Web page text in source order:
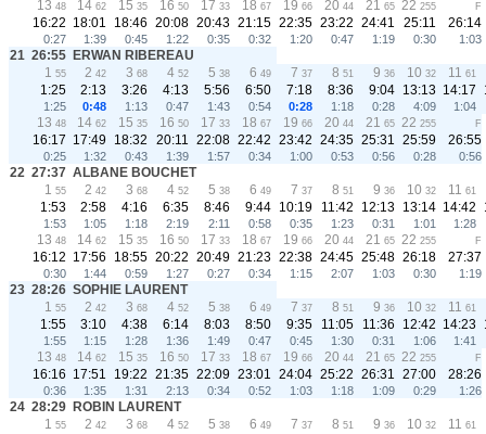
13 48 14 62 15 35 16 50 17 33 18 67 19 66 20 44 21 65 22 255 F
16:22 18:01 18:46 20:08 20:43 21:15 22:35 23:22 24:41 25:11 26:14
0:27 1:39 0:45 1:22 0:35 0:32 1:20 0:47 1:19 0:30 1:03
21 26:55 ERWAN RIBEREAU
1 55 2 42 3 68 4 52 5 38 6 49 7 37 8 51 9 36 10 32 11 61
1:25 2:13 3:26 4:13 5:56 6:50 7:18 8:36 9:04 13:13 14:17
1:25 0:48 1:13 0:47 1:43 0:54 0:28 1:18 0:28 4:09 1:04
13 48 14 62 15 35 16 50 17 33 18 67 19 66 20 44 21 65 22 255 F
16:17 17:49 18:32 20:11 22:08 22:42 23:42 24:35 25:31 25:59 26:55
0:25 1:32 0:43 1:39 1:57 0:34 1:00 0:53 0:56 0:28 0:56
22 27:37 ALBANE BOUCHET
1 55 2 42 3 68 4 52 5 38 6 49 7 37 8 51 9 36 10 32 11 61
1:53 2:58 4:16 6:35 8:46 9:44 10:19 11:42 12:13 13:14 14:42
1:53 1:05 1:18 2:19 2:11 0:58 0:35 1:23 0:31 1:01 1:28
13 48 14 62 15 35 16 50 17 33 18 67 19 66 20 44 21 65 22 255 F
16:12 17:56 18:55 20:22 20:49 21:23 22:38 24:45 25:48 26:18 27:37
0:30 1:44 0:59 1:27 0:27 0:34 1:15 2:07 1:03 0:30 1:19
23 28:26 SOPHIE LAURENT
1 55 2 42 3 68 4 52 5 38 6 49 7 37 8 51 9 36 10 32 11 61
1:55 3:10 4:38 6:14 8:03 8:50 9:35 11:05 11:36 12:42 14:23
1:55 1:15 1:28 1:36 1:49 0:47 0:45 1:30 0:31 1:06 1:41
13 48 14 62 15 35 16 50 17 33 18 67 19 66 20 44 21 65 22 255 F
16:16 17:51 19:22 21:35 22:09 23:01 24:04 25:22 26:31 27:00 28:26
0:36 1:35 1:31 2:13 0:34 0:52 1:03 1:18 1:09 0:29 1:26
24 28:29 ROBIN LAURENT
1 55 2 42 3 68 4 52 5 38 6 49 7 37 8 51 9 36 10 32 11 61